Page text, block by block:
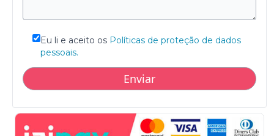
Eu li e aceito os Políticas de proteção de dados
pessoais.